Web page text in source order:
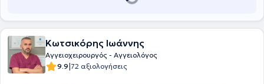
Κωτσικόρης Ιωάννης
Αγγειοχειρουργός - Αγγειολόγος
9.9|72 αξιολογήσεις